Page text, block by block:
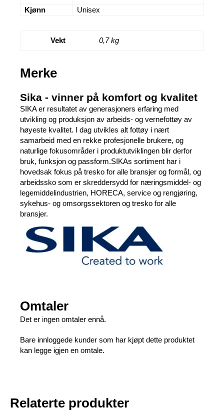
Kjønn
Unisex
Vekt 0,7 kg
Merke
Sika - vinner på komfort og kvalitet
SIKA er resultatet av generasjoners erfaring med
utvikling og produksjon av arbeids- og vernefottøy av
høyeste kvalitet. I dag utvikles alt fottøy i nært
samarbeid med en rekke profesjonelle brukere, og
naturlige fokusområder i produktutviklingen blir derfor
bruk, funksjon og passform.SIKAs sortiment har i
hovedsak fokus på tresko for alle bransjer og formål, og
arbeidssko som er skreddersydd for næringsmiddel- og
legemiddelindustrien, HORECA, service og rengjøring,
sykehus- og omsorgssektoren og tresko for alle
bransjer.
Omtaler
Det er ingen omtaler ennå.
Bare innloggede kunder som har kjøpt dette produktet
kan legge igjen en omtale.
Relaterte produkter